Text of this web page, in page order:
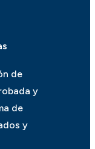
de
y
de
y